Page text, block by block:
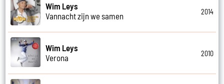
Wim Leys
Vannacht zijn we samen
2014
Wim Leys
Verona
2010